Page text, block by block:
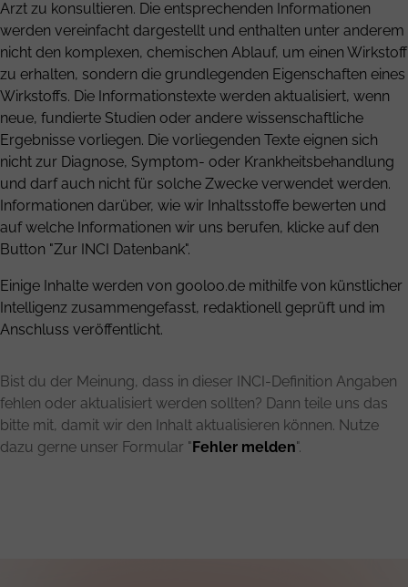
Arzt zu konsultieren. Die entsprechenden Informationen
werden vereinfacht dargestellt und enthalten unter anderem
nicht den komplexen, chemischen Ablauf, um einen Wirkstoff
zu erhalten, sondern die grundlegenden Eigenschaften eines
Wirkstoffs. Die Informationstexte werden aktualisiert, wenn
neue, fundierte Studien oder andere wissenschaftliche
Ergebnisse vorliegen. Die vorliegenden Texte eignen sich
nicht zur Diagnose, Symptom- oder Krankheitsbehandlung
und darf auch nicht für solche Zwecke verwendet werden.
Informationen darüber, wie wir Inhaltsstoffe bewerten und
auf welche Informationen wir uns berufen, klicke auf den
Button "Zur INCI Datenbank".
Einige Inhalte werden von gooloo.de mithilfe von künstlicher
Intelligenz zusammengefasst, redaktionell geprüft und im
Anschluss veröffentlicht.
Bist du der Meinung, dass in dieser INCI-Definition Angaben
fehlen oder aktualisiert werden sollten? Dann teile uns das
bitte mit, damit wir den Inhalt aktualisieren können. Nutze
dazu gerne unser Formular "Fehler melden".